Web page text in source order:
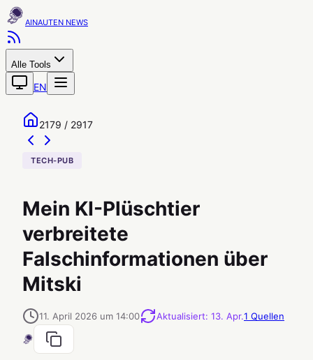
AINAUTEN
Alle Tools
EN
2179 / 2917
TECH-PUB
Mein KI-Plüschtier
verbreitete
Falschinformationen über
Mitski
11. April 2026 um 14:00 Aktualisiert: 13. Apr.1 Quellen